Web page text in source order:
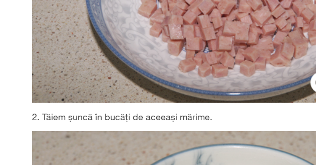
2. Tăiem șuncă în bucăți de aceeași mărime.